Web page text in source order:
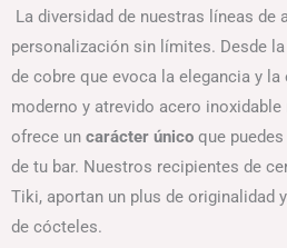
La diversidad de nuestras líneas
personalización sin límites. Desde
de cobre que evoca la elegancia y la
moderno y atrevido acero
ofrece un carácter único que
de tu bar. Nuestros recipientes de
Tiki, aportan un plus de originalidad
de cócteles.